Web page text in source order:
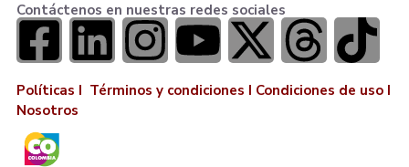
Contáctenos en nuestras redes sociales
Políticas I Términos y condiciones I Condiciones de uso I
Nosotros